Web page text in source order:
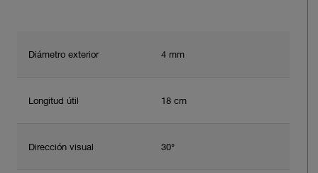
Diámetro exterior 4 mm
Longitud útil 18 cm
Dirección visual 30°